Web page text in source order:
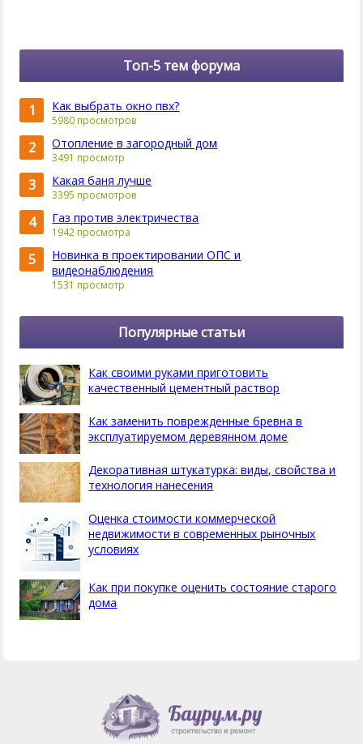
Топ-5 тем форума
1 Как выбрать окно пвх?
5980 просмотров
2 Отопление в загородный дом
3491 просмотр
3 Какая баня лучше
3395 просмотров
4 Газ против электричества
1942 просмотра
5
Новинка в проектировании ОПС и
видеонаблюдения
1531 просмотр
Популярные статьи
Как своими руками приготовить
качественный цементный раствор
Как заменить поврежденные бревна в
эксплуатируемом деревянном доме
Декоративная штукатурка: виды, свойства и
технология нанесения
Оценка стоимости коммерческой
недвижимости в современных рыночных
условиях
Как при покупке оценить состояние старого
дома